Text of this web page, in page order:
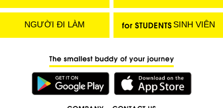
NGƯỜI ĐI LÀM SINH VIÊN